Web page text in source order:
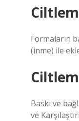
Formaların
(inme) ile
Baskı ve
ve